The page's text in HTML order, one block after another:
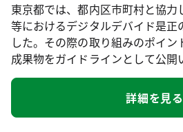
東京都では、都内区市町村と協力
等におけるデジタルデバイド是正
した。その際の取り組みのポイ
成果物をガイドラインとして公開
詳細を見る